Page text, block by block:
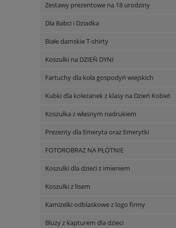
Zestawy prezentowe na 18 urodziny
Dla Babci i Dziadka
Białe damskie T-shirty
Koszulki na DZIEŃ DYNI
Fartuchy dla koła gospodyń wiejskich
Kubki dla koleżanek z klasy na Dzień Kobiet
Koszulka z własnym nadrukiem
Prezenty dla Emeryta oraz Emerytki
FOTOROBRAZ NA PŁÓTNIE
Koszulki dla dzieci z imieniem
Koszulki z lisem
Kamizelki odblaskowe z logo firmy
Bluzy z kapturem dla dzieci